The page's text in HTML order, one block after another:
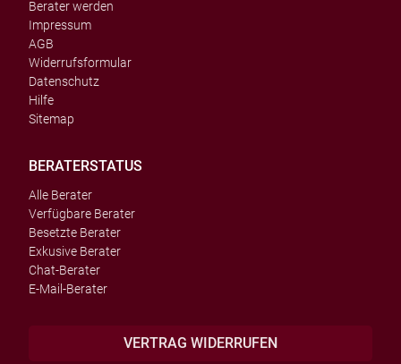
Berater werden
Impressum
AGB
Widerrufsformular
Datenschutz
Hilfe
Sitemap
BERATERSTATUS
Alle Berater
Verfügbare Berater
Besetzte Berater
Exkusive Berater
Chat-Berater
E-Mail-Berater
VERTRAG WIDERRUFEN